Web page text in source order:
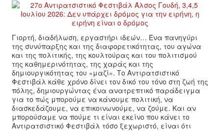
Γιορτή, διαδήλωση, εργαστήρι ιδεών… Ένα πανηγύρι
της συνύπαρξης και της διαφορετικότητας, του αγώνα
και της πολιτικής, της κουλτούρας και του πολιτισμού
της καθημερινότητας, της χαράς και της
δημιουργικότητας του «μαζί». Το Αντιρατσιστικό
Φεστιβάλ κάθε χρόνο δίνει τον δικό του τόνο στη ζωή της
πόλης, δημιουργώντας ένα ανατρεπτικό παράδειγμα
για το πώς μπορούμε να κάνουμε πολιτική, να
διασκεδάζουμε, να επικοινωνούμε, να ζούμε. Και αν
μπορούσαμε να πούμε τι είναι εκείνο που κάνει το
Αντιρατσιστικό Φεστιβάλ τόσο ξεχωριστό, είναι ότι